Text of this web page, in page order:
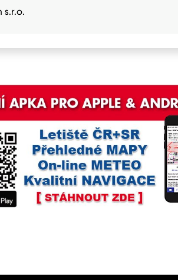
s.r.o.